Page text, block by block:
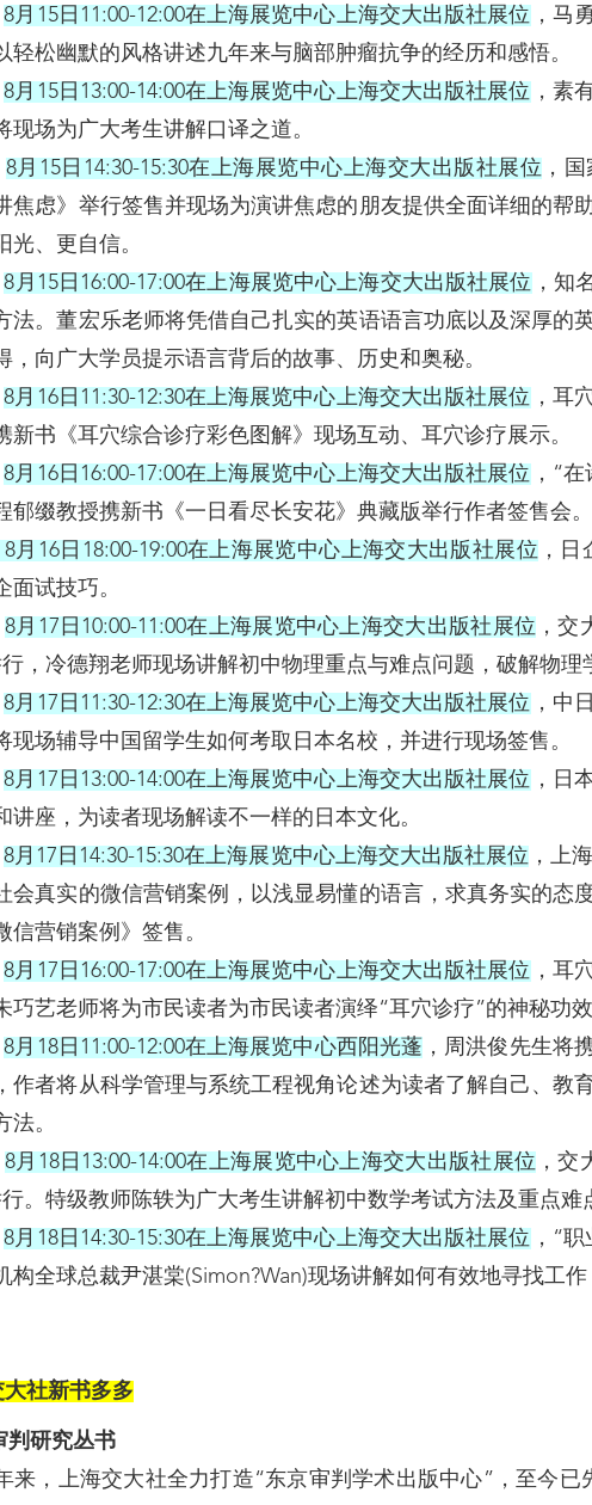
8月15日11:00-12:00在上海展览中心上海交大出版社展位 ，马
轻松幽默的风格讲述九年来与脑部肿瘤抗争的经历和感悟。
8月15日13:00-14:00在上海展览中心上海交大出版社展位 ，素
现场为广大考生讲解口译之道。
8月15日14:30-15:30在上海展览中心上海交大出版社展位 ，
焦虑》举行签售并现场为演讲焦虑的朋友提供全面详细的帮
光、更自信。
8月15日16:00-17:00在上海展览中心上海交大出版社展位 ，知
法。董宏乐老师将凭借自己扎实的英语语言功底以及深厚的
，向广大学员提示语言背后的故事、历史和奥秘。
8月16日11:30-12:30在上海展览中心上海交大出版社展位 ，耳
新书《耳穴综合诊疗彩色图解》现场互动、耳穴诊疗展示。
8月16日16:00-17:00在上海展览中心上海交大出版社展位 ，“
郁缀教授携新书《一日看尽长安花》典藏版举行作者签售会。
8月16日18:00-19:00在上海展览中心上海交大出版社展位 ，
面试技巧。
8月17日10:00-11:00在上海展览中心上海交大出版社展位 ，
，冷德翔老师现场讲解初中物理重点与难点问题，破解物理
8月17日11:30-12:30在上海展览中心上海交大出版社展位 ，中
现场辅导中国留学生如何考取日本名校，并进行现场签售。
8月17日13:00-14:00在上海展览中心上海交大出版社展位 ，日
讲座，为读者现场解读不一样的日本文化。
8月17日14:30-15:30在上海展览中心上海交大出版社展位 ，上
会真实的微信营销案例，以浅显易懂的语言，求真务实的态
信营销案例》签售。
8月17日16:00-17:00在上海展览中心上海交大出版社展位 ，耳
巧艺老师将为市民读者为市民读者演绎“耳穴诊疗”的神秘功效
8月18日11:00-12:00在上海展览中心西阳光蓬 ，周洪俊先生
作者将从科学管理与系统工程视角论述为读者了解自己、教
法。
8月18日13:00-14:00在上海展览中心上海交大出版社展位 ，
。特级教师陈轶为广大考生讲解初中数学考试方法及重点难
8月18日14:30-15:30在上海展览中心上海交大出版社展位 ，“
构全球总裁尹湛棠(Simon?Wan)现场讲解如何有效地寻找工
社新书多多
判研究丛书
，上海交大社全力打造“东京审判学术出版中心”，至今已